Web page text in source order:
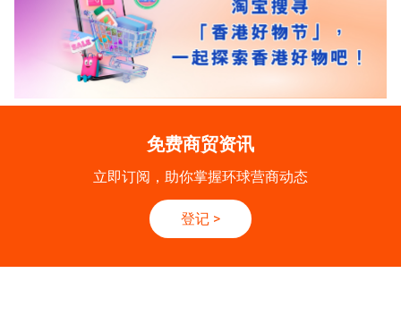
免费商贸资讯
立即订阅，助你掌握环球营商动态
登记 >